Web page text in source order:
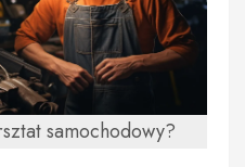
samochodowy?